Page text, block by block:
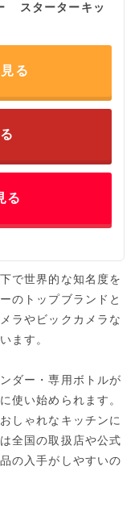
スターターキッ
る
る
で世界的な知名度を
のトップブランドと
ラやビックカメラな
ます。
ダー・専用ボトルが
使い始められます。
しゃれなキッチンに
全国の取扱店や公式
の入手がしやすいの